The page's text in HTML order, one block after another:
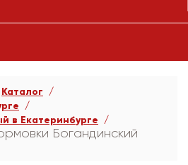
Каталог
в Екатеринбурге
Богандинский